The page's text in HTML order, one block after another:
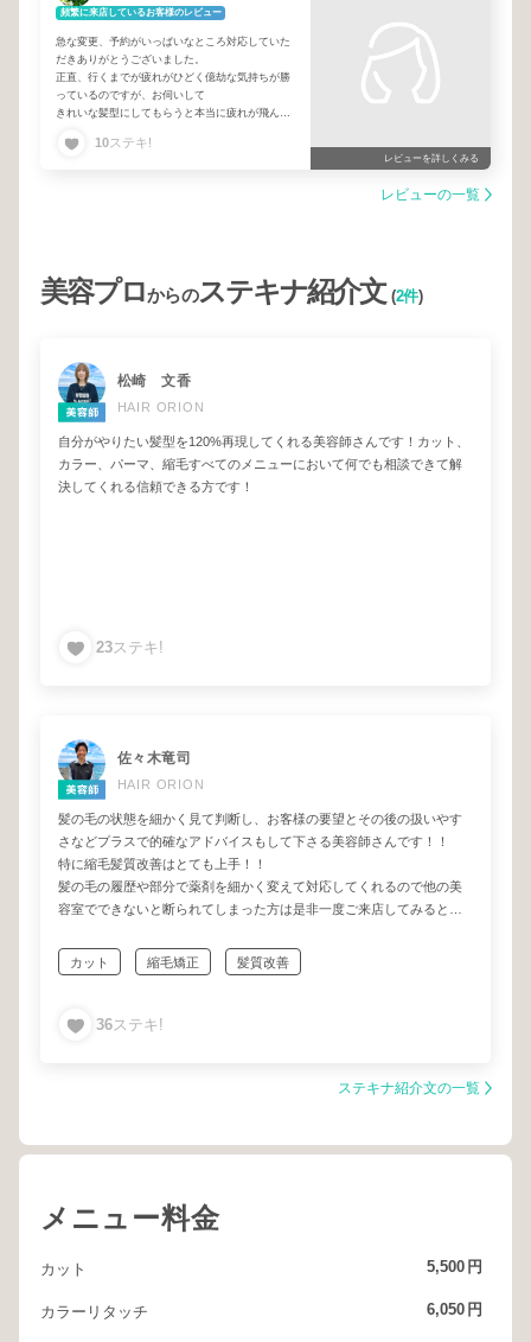
頻繁に来店しているお客様のレビュー
急な変更、予約がいっぱいなところ対応していた
だきありがとうございました。
正直、行くまでが疲れがひどく億劫な気持ちが勝
っているのですが、お伺いして
きれいな髪型にしてもらうと本当に疲れが飛んで
シャンプーも気持ち良かったです。
10ステキ!
レビューを詳しくみる
レビューの一覧
美容プロからのステキナ紹介文(2件)
松崎 文香
HAIR ORION
自分がやりたい髪型を120%再現してくれる美容師さんです！カット、
カラー、パーマ、縮毛すべてのメニューにおいて何でも相談できて解
決してくれる信頼できる方です！
23ステキ!
佐々木竜司
HAIR ORION
髪の毛の状態を細かく見て判断し、お客様の要望とその後の扱いやす
さなどプラスで的確なアドバイスもして下さる美容師さんです！！
特に縮毛髪質改善はとても上手！！
髪の毛の履歴や部分で薬剤を細かく変えて対応してくれるので他の美
容室でできないと断られてしまった方は是非一度ご来店してみると良
カット 縮毛矯正 髪質改善
36ステキ!
ステキナ紹介文の一覧
メニュー料金
カット 5,500 円
カラーリタッチ 6,050 円